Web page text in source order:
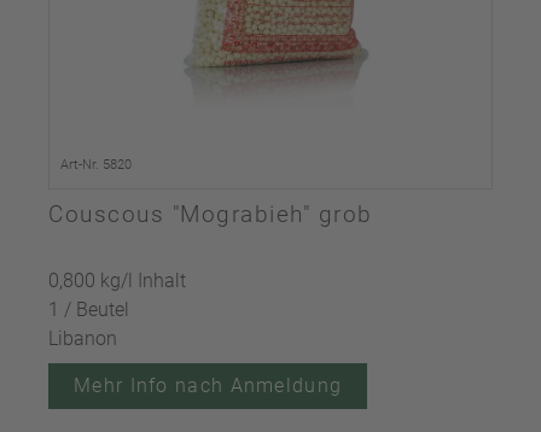
Art-Nr. 5820
Couscous "Mograbieh" grob
0,800 kg/l Inhalt
1 / Beutel
Libanon
Mehr Info nach Anmeldung